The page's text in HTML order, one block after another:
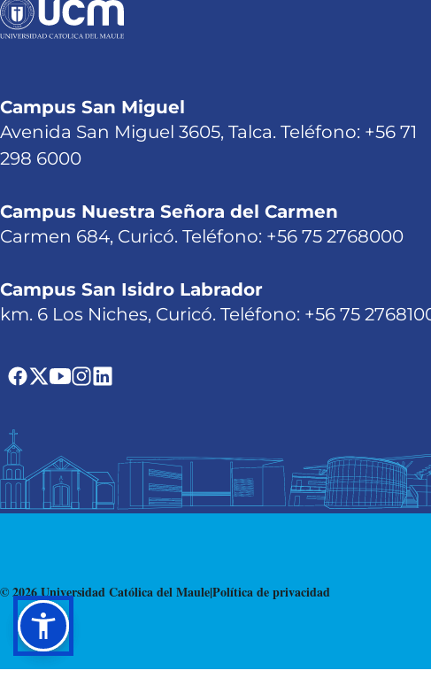
Campus San Miguel
Avenida San Miguel 3605, Talca. Teléfono: +56 71
298 6000
Campus Nuestra Señora del Carmen
Carmen 684, Curicó. Teléfono: +56 75 2768000
Campus San Isidro Labrador
km. 6 Los Niches, Curicó. Teléfono: +56 75
© 2026 Universidad Católica del Maule|Política de privacidad